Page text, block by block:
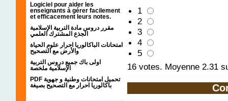
Logiciel pour aider les
enseignants à gérer facilement
et efficacement leurs notes.
مقرر دروس مادة التربية الإسلامية
الجذع المشترك العلمي
امتحانات الباكالوريا احرار علوم الحياة
والأرض مع التصحيح
اولى باك جميع دروس التربية
الإسلامية ملخصة
PDF تحميل امتحانات وطنية و جهوية
باكالوريا احرار مع التصحيح بصيغة
1
2
3
4
5
16 votes. Moyenne 2.31